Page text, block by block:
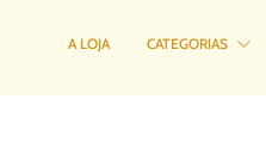
A LOJA CATEGORIAS
Sunset Wood